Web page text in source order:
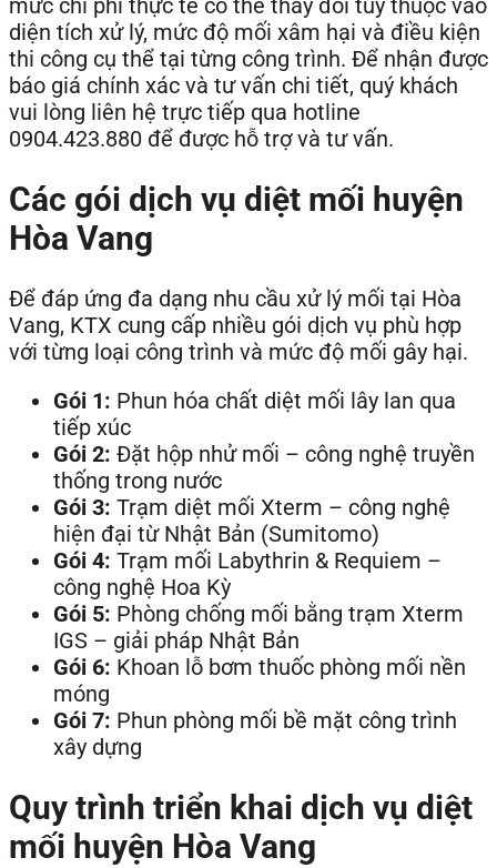
mức chi phí thực tế có thể thay đổi tùy thuộc vào
diện tích xử lý, mức độ mối xâm hại và điều kiện
thi công cụ thể tại từng công trình. Để nhận được
báo giá chính xác và tư vấn chi tiết, quý khách
vui lòng liên hệ trực tiếp qua hotline
0904.423.880 để được hỗ trợ và tư vấn.
Các gói dịch vụ diệt mối huyện
Hòa Vang
Để đáp ứng đa dạng nhu cầu xử lý mối tại Hòa
Vang, KTX cung cấp nhiều gói dịch vụ phù hợp
với từng loại công trình và mức độ mối gây hại.
Gói 1: Phun hóa chất diệt mối lây lan qua
tiếp xúc
Gói 2: Đặt hộp nhử mối – công nghệ truyền
thống trong nước
Gói 3: Trạm diệt mối Xterm – công nghệ
hiện đại từ Nhật Bản (Sumitomo)
Gói 4: Trạm mối Labythrin & Requiem –
công nghệ Hoa Kỳ
Gói 5: Phòng chống mối bằng trạm Xterm
IGS – giải pháp Nhật Bản
Gói 6: Khoan lỗ bơm thuốc phòng mối nền
móng
Gói 7: Phun phòng mối bề mặt công trình
xây dựng
Quy trình triển khai dịch vụ diệt
mối huyện Hòa Vang